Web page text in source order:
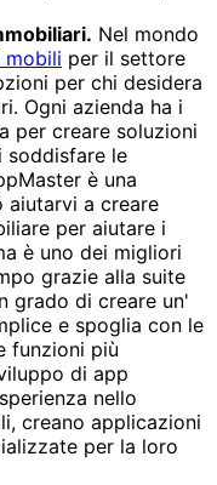
Nel mondo
mobili per il settore
per chi desidera
Ogni azienda ha i
per creare soluzioni
soddisfare le
è una
aiutarvi a creare
per aiutare i
è uno dei migliori
grazie alla suite
grado di creare un'
e spoglia con le
funzioni più
di app
nello
creano applicazioni
per la loro